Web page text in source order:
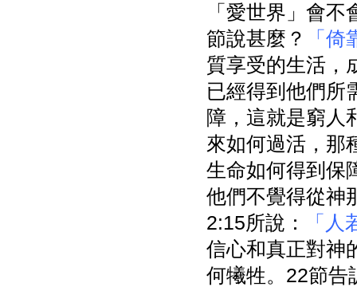
「愛世界」會
節說甚麼？
「
質享受的生活，
已經得到他們所
障，這就是窮人
來如何過活，那
生命如何得到保
他們不覺得從神
2:15所說：
「
信心和真正對神
何犧牲。22節告